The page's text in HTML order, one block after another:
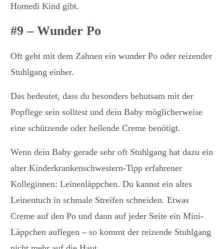
Homedi Kind gibt.
#9 – Wunder Po
Oft geht mit dem Zahnen ein wunder Po oder reizender
Stuhlgang einher.
Das bedeutet, dass du besonders behutsam mit der
Popflege sein solltest und dein Baby möglicherweise
eine schützende oder heilende Creme benötigt.
Wenn dein Baby gerade sehr oft Stuhlgang hat dazu ein
alter Kinderkrankenschwestern-Tipp erfahrener
Kolleginnen: Leinenläppchen. Du kannst ein altes
Leinentuch in schmale Streifen schneiden. Etwas
Creme auf den Po und dann auf jeder Seite ein Mini-
Läppchen auflegen – so kommt der reizende Stuhlgang